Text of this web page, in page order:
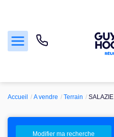
Accueil A vendre Terrain SALAZIE
Modifier ma recherche